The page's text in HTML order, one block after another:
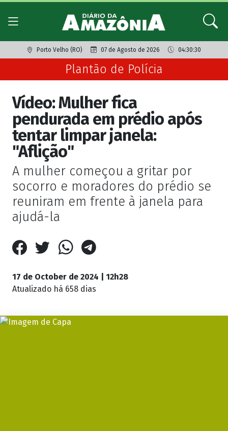
Porto Velho (RO) 07 de Agosto de 2026 04:30:30
Plantão de Polícia
Vídeo: Mulher fica
pendurada em prédio após
tentar limpar janela:
"Aflição"
A mulher começou a gritar por
socorro e moradores do prédio se
reuniram em frente à janela para
ajudá-la
17 de October de 2024 | 12h28
Atualizado há 658 dias